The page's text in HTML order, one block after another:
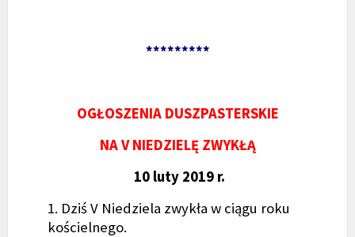
*********
OGŁOSZENIA DUSZPASTERSKIE
NA V NIEDZIELĘ ZWYKŁĄ
10 luty 2019 r.
1. Dziś V Niedziela zwykła w ciągu roku
kościelnego.